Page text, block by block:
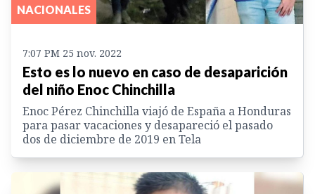
NACIONALES
7:07 PM 25 nov. 2022
Esto es lo nuevo en caso de desaparición
del niño Enoc Chinchilla
Enoc Pérez Chinchilla viajó de España a Honduras
para pasar vacaciones y desapareció el pasado
dos de diciembre de 2019 en Tela